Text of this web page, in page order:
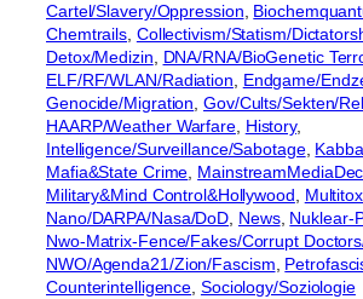
Cartel/Slavery/Oppression
Chemtrails Collectivism/Statism/
Detox/Medizin
DNA/RNA/BioGenetic
ELF/RF/WLAN/Radiation
Endgame/
Genocide/Migration , Gov/Cults/Sekten/
HAARP/Weather Warfare, History
Intelligence/Surveillance/Sabotage,
Mafia&State Crime
Military&Mind Control&Hollywood
Nano/DARPA/Nasa/DoD News, Nuklear-
Nwo-Matrix-Fence/Fakes/Corrupt
NWO/Agenda21/Zion/Fascism
Counterintelligence Sociology/Soziologie